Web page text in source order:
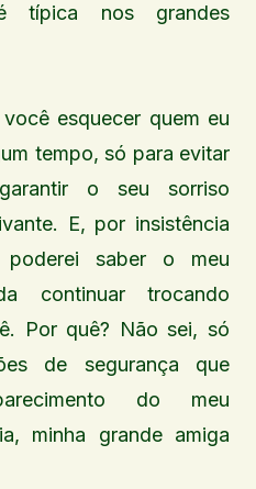
típica nos grandes
esquecer quem eu
tempo, só para evitar
o seu sorriso
E, por insistência
saber o meu
continuar trocando
Por quê? Não sei, só
de segurança que
do meu
minha grande amiga